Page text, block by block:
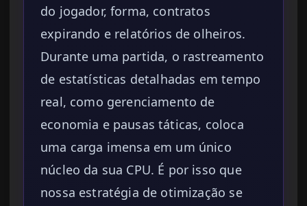
do jogador, forma, contratos
expirando e relatórios de olheiros.
Durante uma partida, o rastreamento
de estatísticas detalhadas em tempo
real, como gerenciamento de
economia e pausas táticas, coloca
uma carga imensa em um único
núcleo da sua CPU. É por isso que
nossa estratégia de otimização se